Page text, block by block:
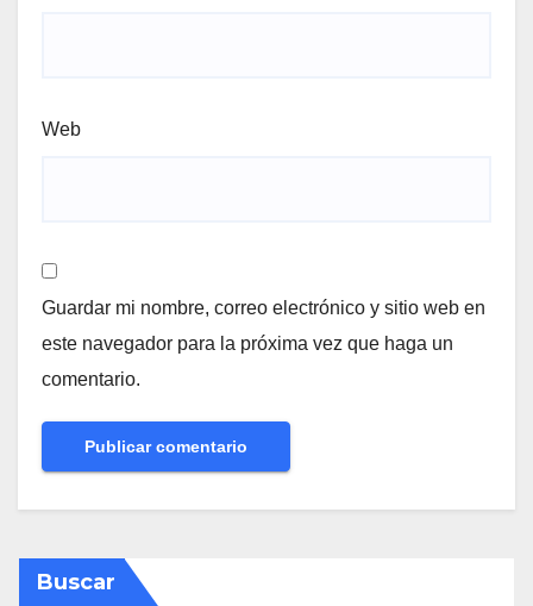
Web
Guardar mi nombre, correo electrónico y sitio web en
este navegador para la próxima vez que haga un
comentario.
Buscar